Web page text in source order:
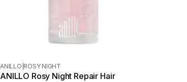
ANILLO ROSY NIGHT
ANILLO Rosy Night Repair Hair